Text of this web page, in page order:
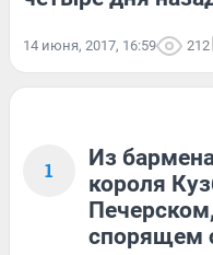
14 июня, 2017, 16:59 212
1
Из
короля
спорящем